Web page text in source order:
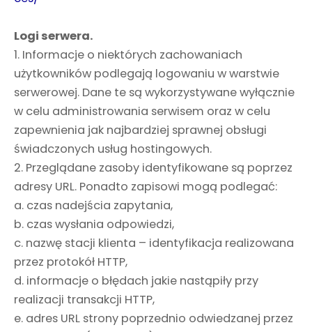
Logi serwera.
1. Informacje o niektórych zachowaniach
użytkowników podlegają logowaniu w warstwie
serwerowej. Dane te są wykorzystywane wyłącznie
w celu administrowania serwisem oraz w celu
zapewnienia jak najbardziej sprawnej obsługi
świadczonych usług hostingowych.
2. Przeglądane zasoby identyfikowane są poprzez
adresy URL. Ponadto zapisowi mogą podlegać:
a. czas nadejścia zapytania,
b. czas wysłania odpowiedzi,
c. nazwę stacji klienta – identyfikacja realizowana
przez protokół HTTP,
d. informacje o błędach jakie nastąpiły przy
realizacji transakcji HTTP,
e. adres URL strony poprzednio odwiedzanej przez